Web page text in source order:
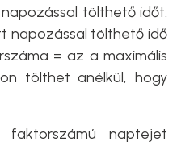
tölthető időt:
napozással tölthető idő
= az a maximális
tölthet anélkül, hogy
naptejet